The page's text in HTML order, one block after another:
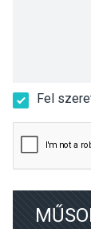
Fel